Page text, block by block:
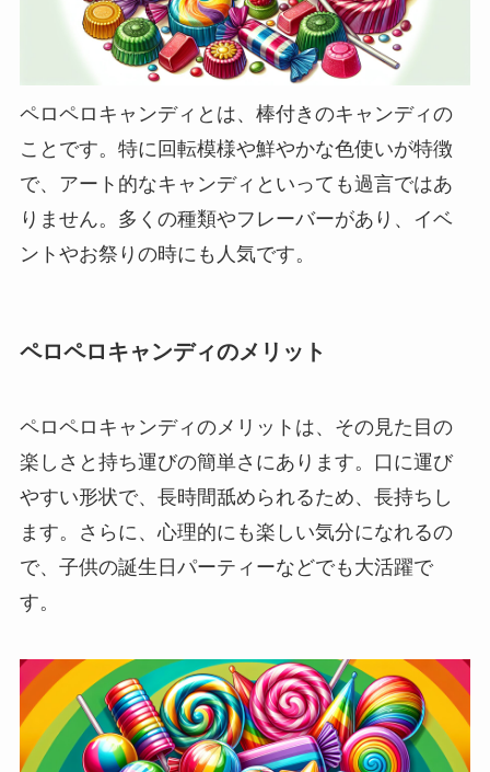
ペロペロキャンディとは、棒付きのキャンディの
ことです。特に回転模様や鮮やかな色使いが特徴
で、アート的なキャンディといっても過言ではあ
りません。多くの種類やフレーバーがあり、イベ
ントやお祭りの時にも人気です。
ペロペロキャンディのメリット
ペロペロキャンディのメリットは、その見た目の
楽しさと持ち運びの簡単さにあります。口に運び
やすい形状で、長時間舐められるため、長持ちし
ます。さらに、心理的にも楽しい気分になれるの
で、子供の誕生日パーティーなどでも大活躍で
す。